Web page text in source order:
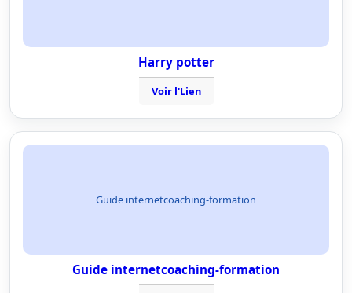
Harry potter
Voir l'Lien
Guide internetcoaching-formation
Guide internetcoaching-formation